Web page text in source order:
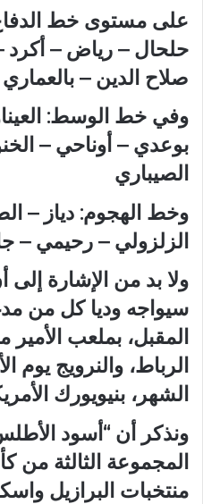
على مستوى خط
حلحال – رياض – أكرد
صلاح الدين – بالعماري
وفي خط الوسط:
بوعدي – أوناحي –
الصيباري
وخط الهجوم: دياز –
الزلزولي – رحيمي –
ولا بد من الإشارة
المقبل، بملعب الأمير
الشهر، بنيويورك
ونذكر أن “أسود
المجموعة الثالثة من
منتخبات البرازيل